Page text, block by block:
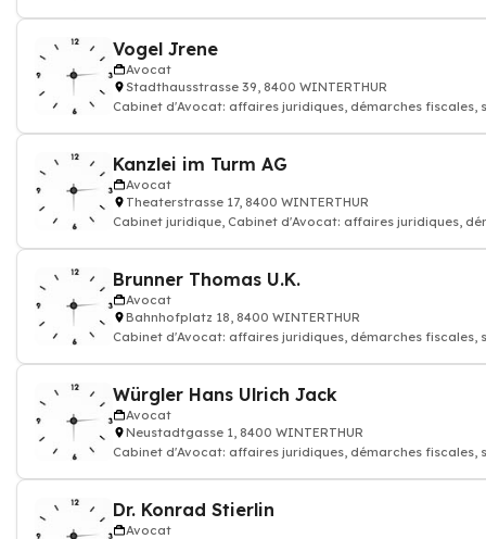
Vogel Jrene
Avocat
Stadthausstrasse 39, 8400 WINTERTHUR
Cabinet d'Avocat: affaires juridiques, démarches fiscales,
Kanzlei im Turm AG
Avocat
Theaterstrasse 17, 8400 WINTERTHUR
Cabinet juridique, Cabinet d'Avocat: affaires juridiques,
Brunner Thomas U.K.
Avocat
Bahnhofplatz 18, 8400 WINTERTHUR
Cabinet d'Avocat: affaires juridiques, démarches fiscales,
Würgler Hans Ulrich Jack
Avocat
Neustadtgasse 1, 8400 WINTERTHUR
Cabinet d'Avocat: affaires juridiques, démarches fiscales,
Dr. Konrad Stierlin
Avocat